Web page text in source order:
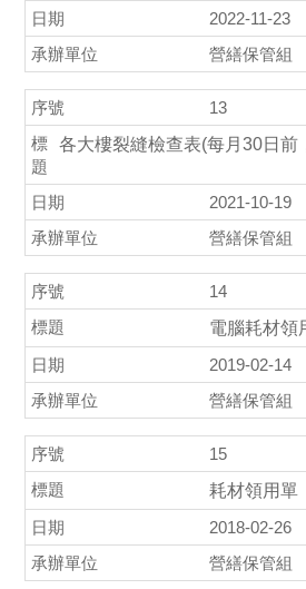
2022-11-23
營繕保管組
13
各大樓裂縫檢查表(每月30日
2021-10-19
營繕保管組
14
電腦耗材領
2019-02-14
營繕保管組
15
耗材領用單
2018-02-26
營繕保管組